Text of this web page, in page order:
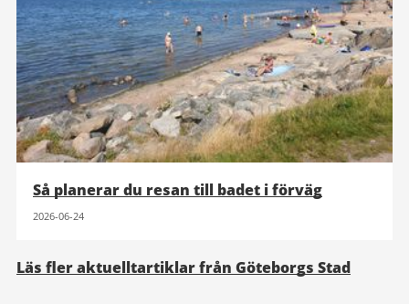
Så planerar du resan till badet i förväg
2026-06-24
Läs fler aktuelltartiklar från Göteborgs Stad